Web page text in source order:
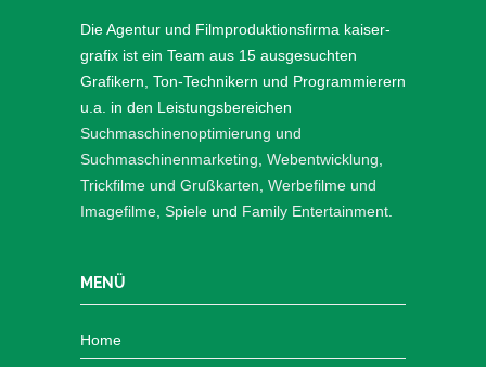
Die Agentur und Filmproduktionsfirma kaiser-
grafix ist ein Team aus 15 ausgesuchten
Grafikern, Ton-Technikern und Programmierern
u.a. in den Leistungsbereichen
Suchmaschinenoptimierung und
Suchmaschinenmarketing Webentwicklung
Trickfilme und Grußkarten Werbefilme und
Imagefilme Spiele und Family Entertainment
MENÜ
Home